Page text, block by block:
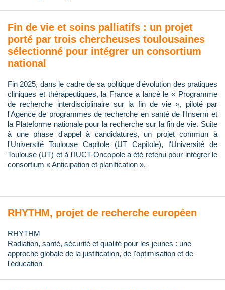
Fin de vie et soins palliatifs : un projet
porté par trois chercheuses toulousaines
sélectionné pour intégrer un consortium
national
Fin 2025, dans le cadre de sa politique d'évolution des pratiques
cliniques et thérapeutiques, la France a lancé le « Programme
de recherche interdisciplinaire sur la fin de vie », piloté par
l'Agence de programmes de recherche en santé de l'Inserm et
la Plateforme nationale pour la recherche sur la fin de vie. Suite
à une phase d'appel à candidatures, un projet commun à
l'Université Toulouse Capitole (UT Capitole), l'Université de
Toulouse (UT) et à l'IUCT-Oncopole a été retenu pour intégrer le
consortium « Anticipation et planification ».
RHYTHM, projet de recherche européen
RHYTHM
Radiation, santé, sécurité et qualité pour les jeunes : une
approche globale de la justification, de l'optimisation et de
l'éducation